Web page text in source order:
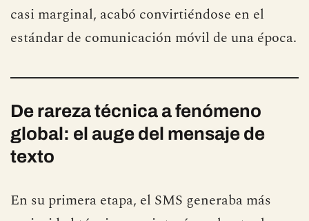
actuaba como intermediario.
Lo que empezó como una solución ingeniosa,
estándar de comunicación móvil de una época.
De rareza técnica a fenómeno
texto